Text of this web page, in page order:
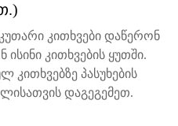
კითხვები დაწერონ
კითხვების ყუთში.
კითხვებზე პასუხების
დაგეგემეთ.